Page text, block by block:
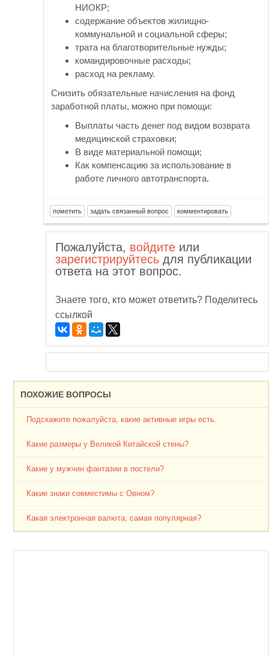
НИОКР;
содержание объектов жилищно-
коммунальной и социальной сферы;
трата на благотворительные нужды;
командировочные расходы;
расход на рекламу.
Снизить обязательные начисления на фонд
заработной платы, можно при помощи:
Выплаты часть денег под видом возврата
медицинской страховки;
В виде материальной помощи;
Как компенсацию за использование в
работе личного автотранспорта.
Пожалуйста, войдите или
зарегистрируйтесь для публикации
ответа на этот вопрос.
Знаете того, кто может ответить? Поделитесь
ссылкой
ПОХОЖИЕ ВОПРОСЫ
Подскажите пожалуйста, какие активные игры есть.
Какие размеры у Великой Китайской стены?
Какие у мужчин фантазии в постели?
Какие знаки совместимы с Овном?
Какая электронная валюта, самая популярная?